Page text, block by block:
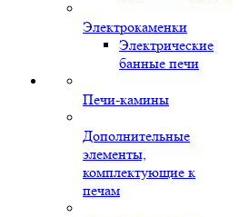
Электрокаменки
Электрические
банные печи
Печи-камины
Дополнительные
элементы,
комплектующие к
печам